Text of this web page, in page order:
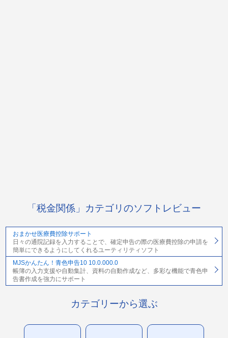
「税金関係」カテゴリのソフトレビュー
おまかせ医療費控除サポート
日々の通院記録を入力することで、確定申告の際の医療費控除の申請を
簡単にできるようにしてくれるユーティリティソフト
MJSかんたん！青色申告10 10.0.000.0
帳簿の入力支援や自動集計、資料の自動作成など、多彩な機能で青色申
告書作成を強力にサポート
カテゴリーから選ぶ